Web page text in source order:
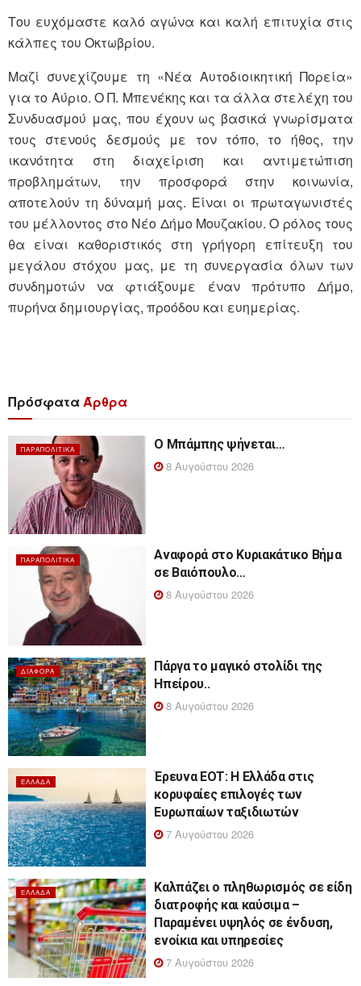
Του ευχόμαστε καλό αγώνα και καλή επιτυχία στις
κάλπες του Οκτωβρίου.
Μαζί συνεχίζουμε τη «Νέα Αυτοδιοικητική Πορεία»
για το Αύριο. Ο Π. Μπενέκης και τα άλλα στελέχη του
Συνδυασμού μας, που έχουν ως βασικά γνωρίσματα
τους στενούς δεσμούς με τον τόπο, το ήθος, την
ικανότητα στη διαχείριση και αντιμετώπιση
προβλημάτων, την προσφορά στην κοινωνία,
αποτελούν τη δύναμή μας. Είναι οι πρωταγωνιστές
του μέλλοντος στο Νέο Δήμο Μουζακίου. Ο ρόλος τους
θα είναι καθοριστικός στη γρήγορη επίτευξη του
μεγάλου στόχου μας, με τη συνεργασία όλων των
συνδημοτών να φτιάξουμε έναν πρότυπο Δήμο,
πυρήνα δημιουργίας, προόδου και ευημερίας.
ΠρόσφαταΆρθρα
ΠΑΡΑΠΟΛΙΤΙΚΆ
Ο Μπάμπης ψήνεται…
8 Αυγούστου 2026
ΠΑΡΑΠΟΛΙΤΙΚΆ
Αναφορά στο Κυριακάτικο Βήμα
σε Βαιόπουλο…
8 Αυγούστου 2026
ΔΙΆΦΟΡΑ
Πάργα το μαγικό στολίδι της
Ηπείρου..
8 Αυγούστου 2026
ΕΛΛΆΔΑ
Έρευνα ΕΟΤ: Η Ελλάδα στις
κορυφαίες επιλογές των
Ευρωπαίων ταξιδιωτών
7 Αυγούστου 2026
ΕΛΛΆΔΑ
Καλπάζει ο πληθωρισμός σε είδη
διατροφής και καύσιμα –
Παραμένει υψηλός σε ένδυση,
ενοίκια και υπηρεσίες
7 Αυγούστου 2026